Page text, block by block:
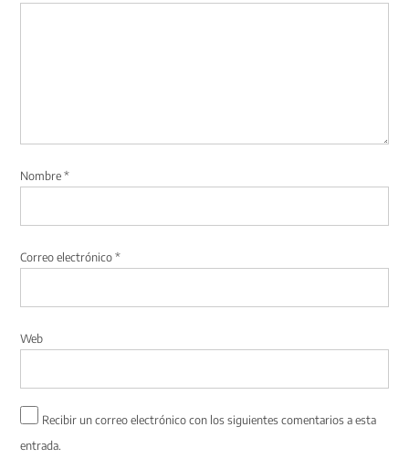
Nombre*
Correo electrónico*
Web
Recibir un correo electrónico con los siguientes comentarios a esta
entrada.